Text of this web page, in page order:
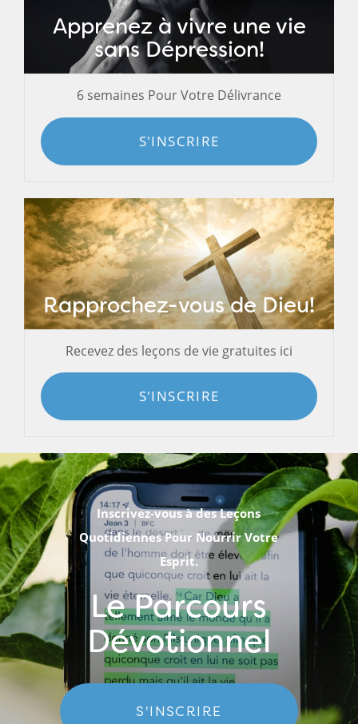
Apprenez à vivre une vie
sans Dépression!
6 semaines Pour Votre Délivrance
S'INSCRIRE
Rapprochez-vous de Dieu!
Recevez des leçons de vie gratuites ici
S'INSCRIRE
Inscrivez-vous à des Leçons
Quotidiennes Pour Nourrir Votre
Esprit.
Le Parcours
Dévotionnel
S'INSCRIRE